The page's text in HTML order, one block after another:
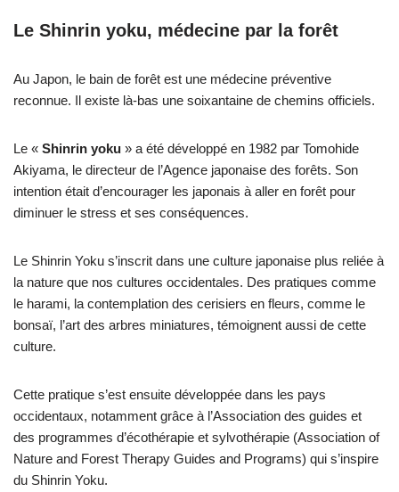
Le Shinrin yoku, médecine par la forêt
Au Japon, le bain de forêt est une médecine préventive
reconnue. Il existe là-bas une soixantaine de chemins officiels.
Le « Shinrin yoku » a été développé en 1982 par Tomohide
Akiyama, le directeur de l’Agence japonaise des forêts. Son
intention était d’encourager les japonais à aller en forêt pour
diminuer le stress et ses conséquences.
Le Shinrin Yoku s’inscrit dans une culture japonaise plus reliée à
la nature que nos cultures occidentales. Des pratiques comme
le harami, la contemplation des cerisiers en fleurs, comme le
bonsaï, l’art des arbres miniatures, témoignent aussi de cette
culture.
Cette pratique s’est ensuite développée dans les pays
occidentaux, notamment grâce à l’Association des guides et
des programmes d’écothérapie et sylvothérapie (Association of
Nature and Forest Therapy Guides and Programs) qui s’inspire
du Shinrin Yoku.